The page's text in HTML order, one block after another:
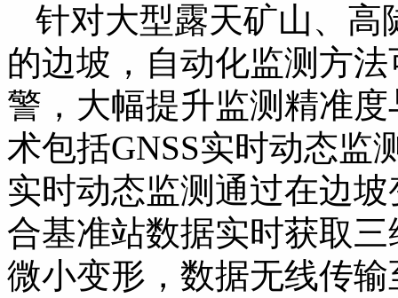
针对大型露天矿山、高
的边坡，自动化监测方
警，大幅提升监测精准
术包括GNSS实时动态监
实时动态监测通过在边
合基准站数据实时获取
微小变形，数据无线传